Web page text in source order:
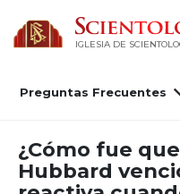
IGLESIA DE
Preguntas Frecuentes
¿Cómo fue
Hubbard